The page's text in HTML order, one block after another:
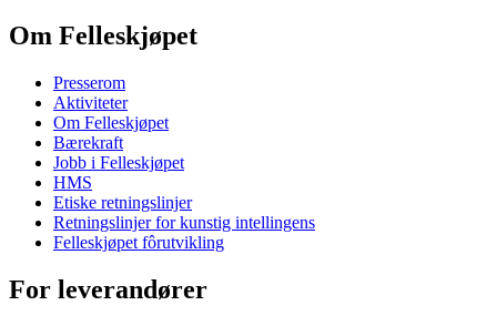
Om Felleskjøpet
Presserom
Aktiviteter
Om Felleskjøpet
Bærekraft
Jobb i Felleskjøpet
HMS
Etiske retningslinjer
Retningslinjer for kunstig intellingens
Felleskjøpet fôrutvikling
For leverandører